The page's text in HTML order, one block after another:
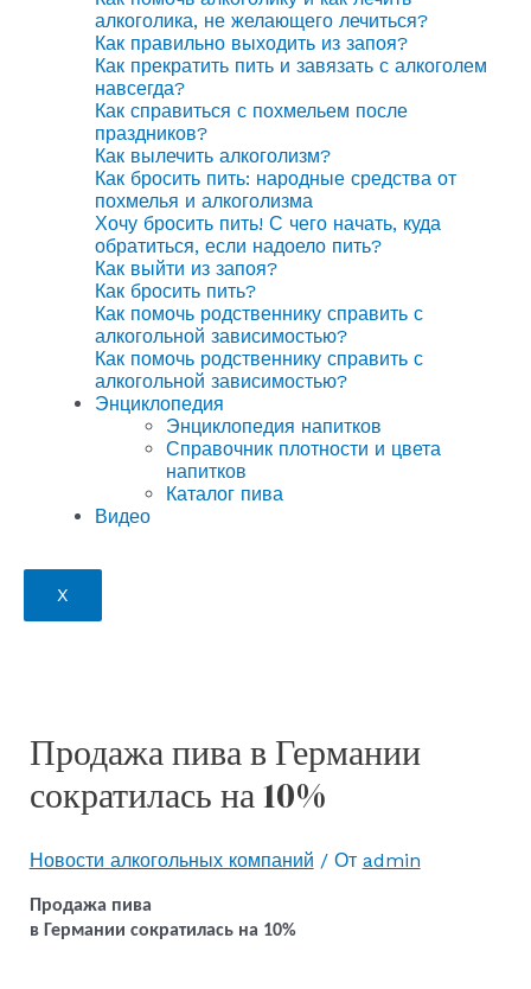
алкоголика, не желающего лечиться?
Как правильно выходить из запоя?
Как прекратить пить и завязать с алкоголем
навсегда?
Как справиться с похмельем после
праздников?
Как вылечить алкоголизм?
Как бросить пить: народные средства от
похмелья и алкоголизма
Хочу бросить пить! С чего начать, куда
обратиться, если надоело пить?
Как выйти из запоя?
Как бросить пить?
Как помочь родственнику справить с
алкогольной зависимостью?
Как помочь родственнику справить с
алкогольной зависимостью?
Энциклопедия
Энциклопедия напитков
Справочник плотности и цвета
напитков
Каталог пива
Видео
X
Продажа пива в Германии
сократилась на 10%
Новости алкогольных компаний / От admin
Продажа пива
в Германии сократилась на 10%